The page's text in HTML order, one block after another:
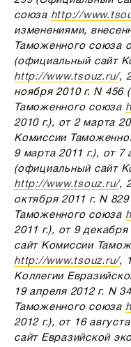
союза http://
изменениями,
Таможенного союза
(официальный сайт
http://www.tsouz.ru/,
ноября 2010 г. N
Таможенного союза
2010 г.), от 2 марта
Комиссии
9 марта 2011 г.), от 7
(официальный сайт
http://www.tsouz.ru/,
октября 2011 г. N
Таможенного союза
2011 г.), от 9
сайт Комиссии
http://www.tsouz.ru/,
Коллегии
19 апреля 2012 г. N
Таможенного союза
2012 г.), от 16
сайт Евразийской